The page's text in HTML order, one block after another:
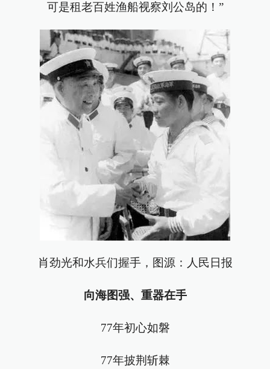
可是租老百姓渔船视察刘公岛的！”
肖劲光和水兵们握手，图源：人民日报
向海图强、重器在手
77年初心如磐
77年披荆斩棘